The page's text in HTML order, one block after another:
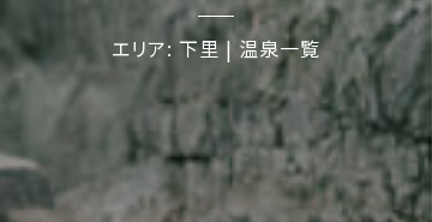
エリア: 下里 | 温泉一覧